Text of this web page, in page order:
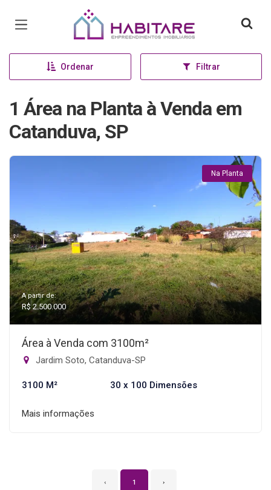
Página inicial
Ordenar Filtrar
1 Área na Planta à Venda em
Catanduva, SP
Na Planta
A partir de:
R$ 2.500.000
Área à Venda com 3100m²
Jardim Soto, Catanduva-SP
3100 M² 30 x 100 Dimensões
Mais informações
‹ 1 ›